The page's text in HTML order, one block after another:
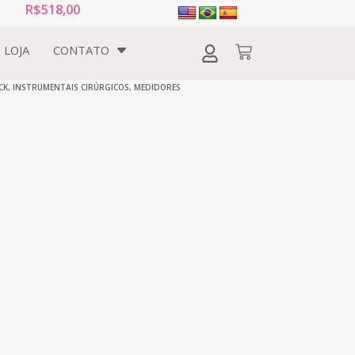
LOJA CONTATO
R$518,00
, INSTRUMENTAIS CIRÚRGICOS, MEDIDORES